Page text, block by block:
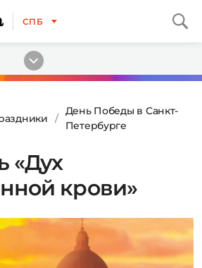
СПБ
День Победы в Санкт-
Петербурге
«Дух
крови»